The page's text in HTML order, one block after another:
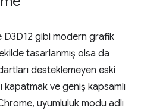
D3D12 gibi modern grafik
tasarlanmış olsa da
desteklemeyen eski
kapatmak ve geniş kapsamlı
uyumluluk modu adlı